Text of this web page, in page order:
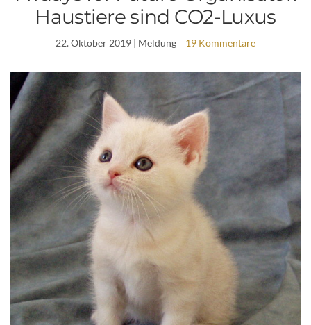
Haustiere sind CO2-Luxus
22. Oktober 2019 | Meldung 19 Kommentare